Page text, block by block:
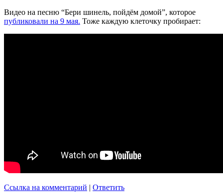
Видео на песню “Бери шинель, пойдём домой”, которое
публиковали на 9 мая. Тоже каждую клеточку пробирает:
Ссылка на комментарий | Ответить